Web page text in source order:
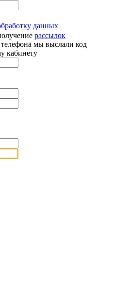
данных
рассылок
мы выслали код
кабинету